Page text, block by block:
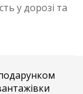
у дорозі та